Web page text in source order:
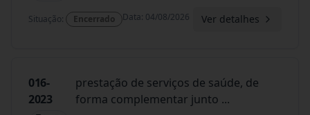
Situação: Encerrado Data: 04/08/2026 Ver detalhes
016-
2023
prestação de serviços de saúde, de
forma complementar junto ...